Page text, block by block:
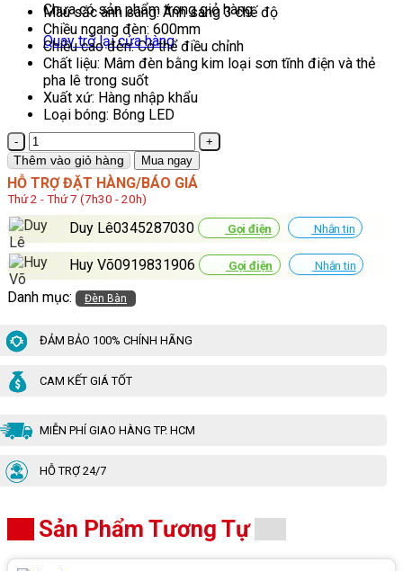
Chưa có sản phẩm trong giỏ hàng.
Quay trở lại cửa hàng
Màu sắc ánh sáng: Ánh sáng 3 chế độ
Chiều ngang đèn: 600mm
Chiều cao đèn: Có thể điều chỉnh
Chất liệu: Mâm đèn bằng kim loại sơn tĩnh điện và thẻ
pha lê trong suốt
Xuất xứ: Hàng nhập khẩu
Loại bóng: Bóng LED
Đèn
Bàn
Trang
Trí
Euroto
B131
số
lượng
Thêm vào giỏ hàng Mua ngay
HỖ TRỢ ĐẶT HÀNG/BÁO GIÁ
Thứ 2 - Thứ 7 (7h30 - 20h)
Duy Lê0345287030 Gọi điện Nhắn tin
Huy Võ0919831906 Gọi điện Nhắn tin
Danh mục: Đèn Bàn
ĐẢM BẢO 100% CHÍNH HÃNG
CAM KẾT GIÁ TỐT
MIỄN PHÍ GIAO HÀNG TP. HCM
HỖ TRỢ 24/7
Sản Phẩm Tương Tự